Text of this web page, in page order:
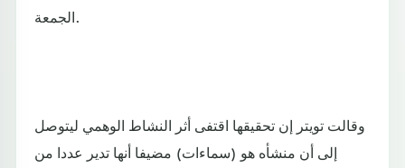
الجمعة.
وقالت تويتر إن تحقيقها اقتفى أثر النشاط الوهمي ليتوصل
إلى أن منشأه هو (سماءات) مضيفا أنها تدير عددا من